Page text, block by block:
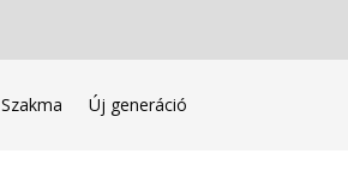
Szakma Új generáció